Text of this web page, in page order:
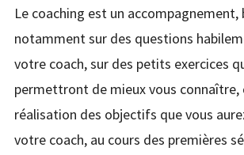
Le coaching est un accompagnement,
notamment sur des questions
votre coach, sur des petits exercices
permettront de mieux vous connaître,
réalisation des objectifs que vous
votre coach, au cours des premières